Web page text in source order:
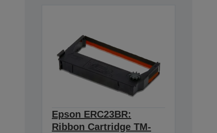
Epson ERC23BR:
Ribbon Cartridge TM-